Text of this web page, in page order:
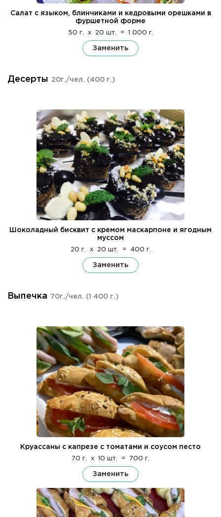
Салат с языком, блинчиками и кедровыми орешками в
фуршетной форме
50 г. x 20 шт. = 1 000 г.
Заменить
Десерты 20г./чел. (400 г.)
Шоколадный бисквит с кремом маскарпоне и ягодным
муссом
20 г. x 20 шт. = 400 г.
Заменить
Выпечка 70г./чел. (1 400 г.)
Круассаны с капрезе с томатами и соусом песто
70 г. x 10 шт. = 700 г.
Заменить